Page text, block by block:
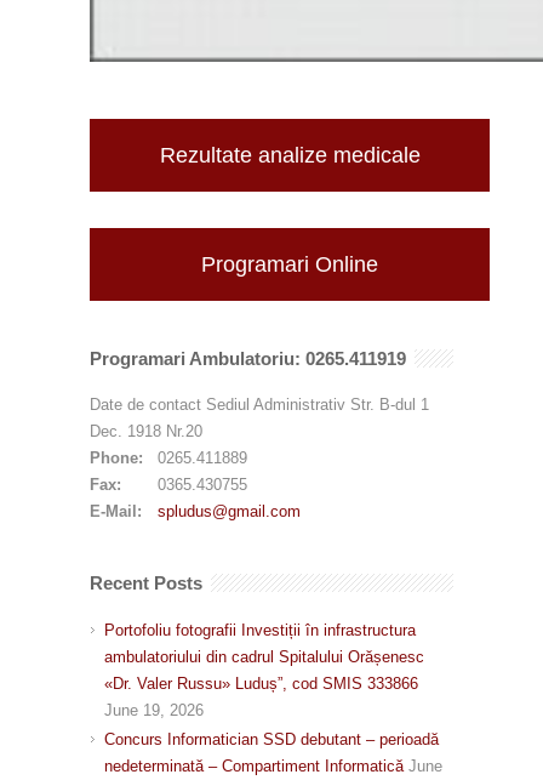
Rezultate analize medicale
Programari Online
Programari Ambulatoriu: 0265.411919
Date de contact Sediul Administrativ Str. B-dul 1
Dec. 1918 Nr.20
Phone:
0265.411889
Fax:
0365.430755
E-Mail:
spludus@gmail.com
Recent Posts
Portofoliu fotografii Investiții în infrastructura
ambulatoriului din cadrul Spitalului Orășenesc
«Dr. Valer Russu» Luduș”, cod SMIS 333866
June 19, 2026
Concurs Informatician SSD debutant – perioadă
nedeterminată – Compartiment Informatică June